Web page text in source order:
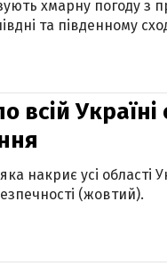
хмарну погоду з
та південному
всій
накриє усі області
(жовтий).